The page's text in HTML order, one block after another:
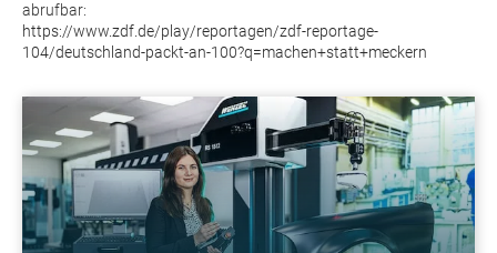
abrufbar:
https://www.zdf.de/play/reportagen/zdf-reportage-
104/deutschland-packt-an-100?q=machen+statt+meckern